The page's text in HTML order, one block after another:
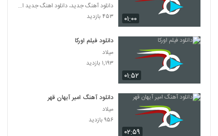
۰۱:۰۰
دانلود آهنگ جدید، دانلود اهنگ جدید ایرانی
۴۵۳ بازدید
۰۱:۵۲
دانلود فیلم اورکا
میلاد
۱,۱۹۳ بازدید
۰۲:۵۹
دانلود آهنگ امیر آیهان قهر
میلاد
۹۵۶ بازدید